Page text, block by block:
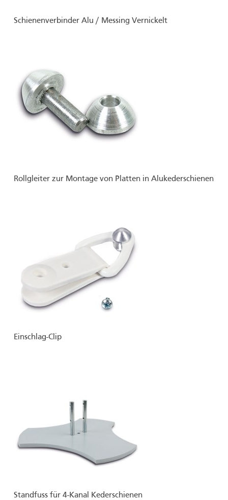
Schienenverbinder Alu / Messing Vernickelt
Rollgleiter zur Montage von Platten in Alukederschienen
Einschlag-Clip
Standfuss für 4-Kanal Kederschienen